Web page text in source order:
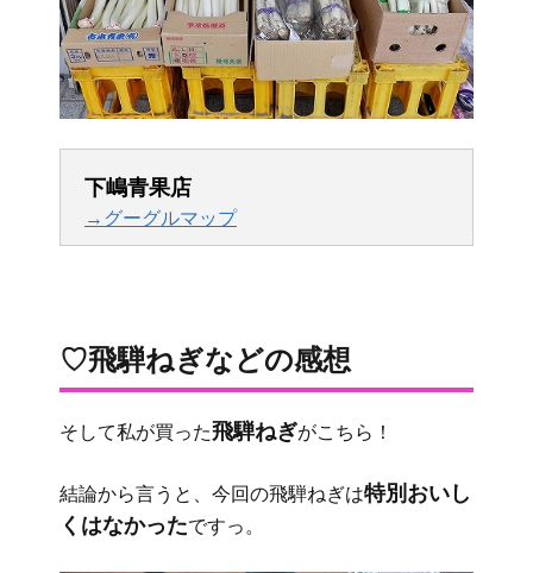
下嶋青果店
→グーグルマップ
♡飛騨ねぎなどの感想
そして私が買った飛騨ねぎがこちら！
結論から言うと、今回の飛騨ねぎは特別おいし
くはなかったですっ。